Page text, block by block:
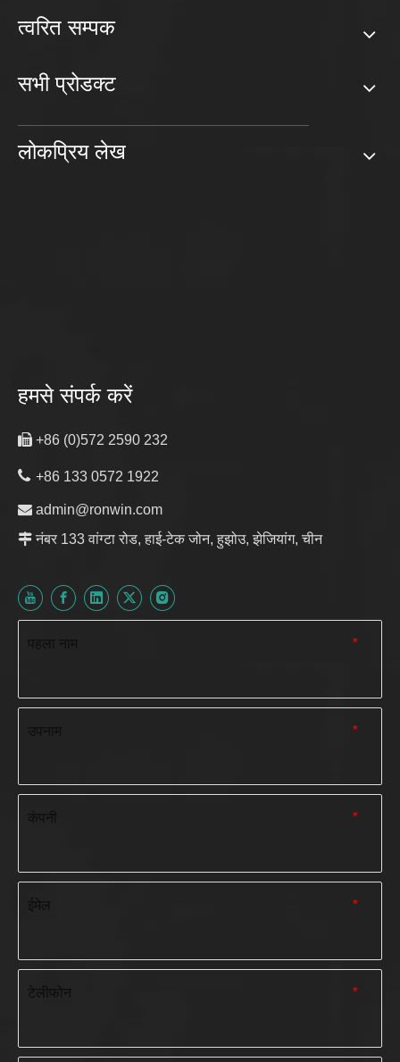
त्वरित सम्पक
सभी प्रोडक्ट
लोकप्रिय लेख
हमसे संपर्क करें
 +86 (0)572 2590 232
 +86 133 0572 1922
 admin@ronwin.com
 नंबर 133 वांग्टा रोड, हाई-टेक जोन, हुझोउ, झेजियांग, चीन
*
*
*
*
*
टेलीफोन